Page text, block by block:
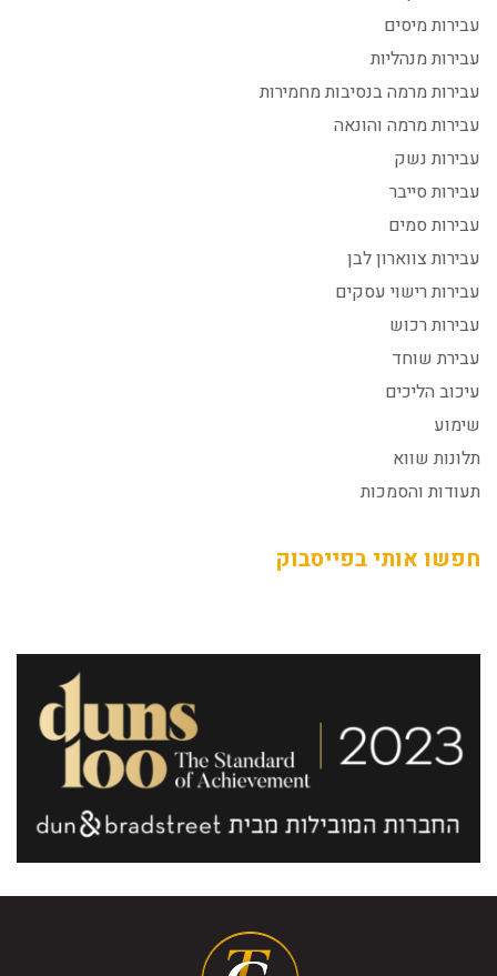
עבירות מיסים
עבירות מנהליות
עבירות מרמה בנסיבות מחמירות
עבירות מרמה והונאה
עבירות נשק
עבירות סייבר
עבירות סמים
עבירות צווארון לבן
עבירות רישוי עסקים
עבירות רכוש
עבירת שוחד
עיכוב הליכים
שימוע
תלונות שווא
תעודות והסמכות
חפשו אותי בפייסבוק